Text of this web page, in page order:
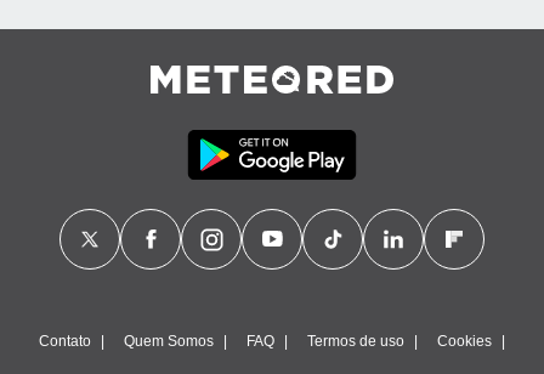
Contato Quem Somos FAQ Termos de uso Cookies